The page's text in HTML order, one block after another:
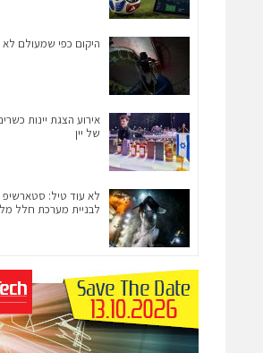
היקום כפי שמעולם לא
אירוע הצגת יינות
של יין
לבניית מערכת חלל